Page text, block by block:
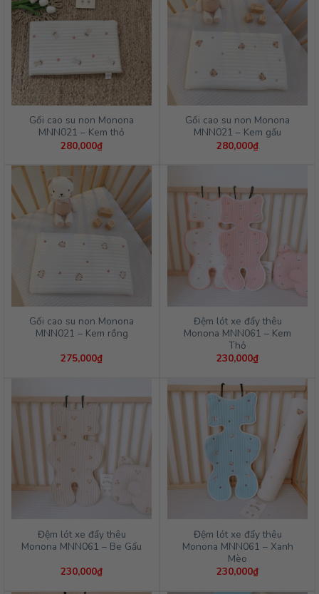
Gối cao su non Monona
MNN021 – Kem thỏ
280,000₫
Gối cao su non Monona
MNN021 – Kem gấu
280,000₫
Gối cao su non Monona
MNN021 – Kem rồng
275,000₫
Đệm lót xe đẩy thêu
Monona MNN061 – Kem
Thỏ
230,000₫
Đệm lót xe đẩy thêu
Monona MNN061 – Be Gấu
230,000₫
Đệm lót xe đẩy thêu
Monona MNN061 – Xanh
Mèo
230,000₫